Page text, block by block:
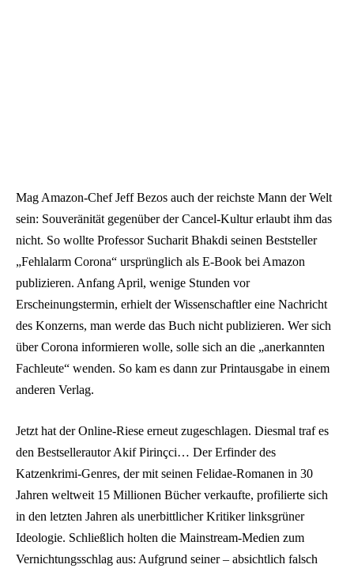
Mag Amazon-Chef Jeff Bezos auch der reichste Mann der Welt
sein: Souveränität gegenüber der Cancel-Kultur erlaubt ihm das
nicht. So wollte Professor Sucharit Bhakdi seinen Beststeller
„Fehlalarm Corona“ ursprünglich als E-Book bei Amazon
publizieren. Anfang April, wenige Stunden vor
Erscheinungstermin, erhielt der Wissenschaftler eine Nachricht
des Konzerns, man werde das Buch nicht publizieren. Wer sich
über Corona informieren wolle, solle sich an die „anerkannten
Fachleute“ wenden. So kam es dann zur Printausgabe in einem
anderen Verlag.
Jetzt hat der Online-Riese erneut zugeschlagen. Diesmal traf es
den Bestsellerautor Akif Pirinçci… Der Erfinder des
Katzenkrimi-Genres, der mit seinen Felidae-Romanen in 30
Jahren weltweit 15 Millionen Bücher verkaufte, profilierte sich
in den letzten Jahren als unerbittlicher Kritiker linksgrüner
Ideologie. Schließlich holten die Mainstream-Medien zum
Vernichtungsschlag aus: Aufgrund seiner – absichtlich falsch